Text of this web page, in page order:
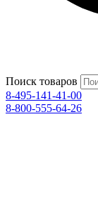
Поиск товаров
8-495-141-41-00
8-800-555-64-26